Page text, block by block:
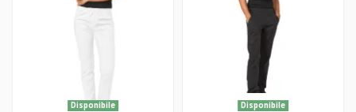
Disponibile Disponibile